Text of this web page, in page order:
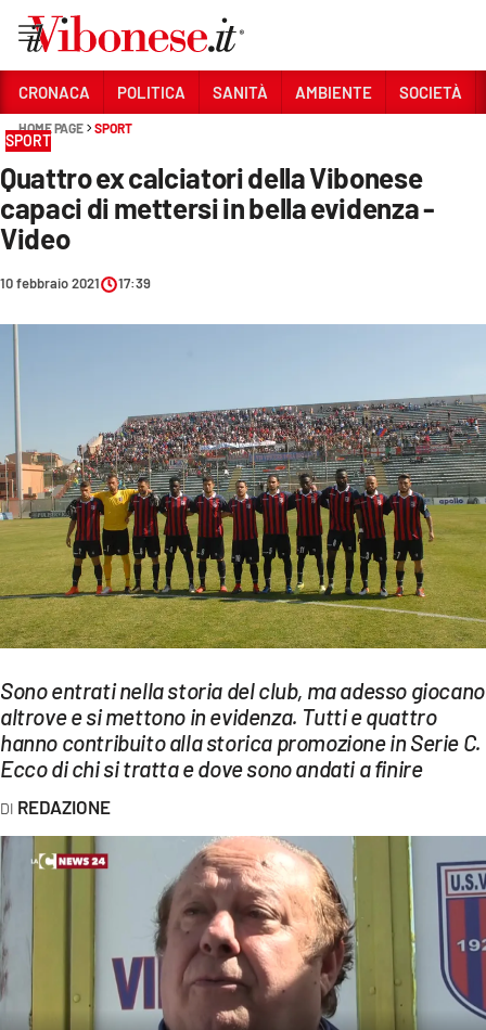
Sezioni
CRONACA
POLITICA
ECONOMIA E LAVORO
EVENTI
SPORT
Streaming
LAC TV
LAC NETWORK
LAC ONAIR
LaC
Network
LACPLAY.IT
LACONAIR.IT
LACITYMAG.IT
CRONACA POLITICA SANITÀ AMBIENTE SOCIETÀ
HOME PAGE SPORT
SPORT
Quattro ex calciatori della Vibonese
capaci di mettersi in bella evidenza -
Video
10 febbraio 2021 17:39
Sono entrati nella storia del club, ma adesso giocano
altrove e si mettono in evidenza. Tutti e quattro
hanno contribuito alla storica promozione in Serie C.
Ecco di chi si tratta e dove sono andati a finire
REDAZIONE